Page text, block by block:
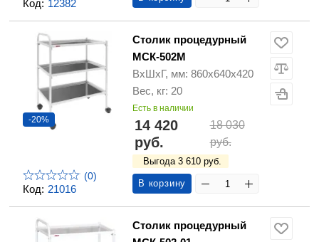
Код: 12382
Код: 21016
-20%
(0)
Столик процедурный
МСК-502М
ВхШхГ, мм: 860х640х420
Вес, кг: 20
Есть в наличии
14 420
руб.
18 030
руб.
Выгода 3 610 руб.
В корзину
Столик процедурный